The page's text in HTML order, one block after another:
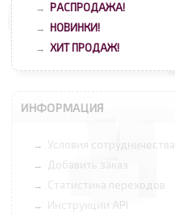
→ РАСПРОДАЖА!
→ НОВИНКИ!
→ ХИТ ПРОДАЖ!
ИНФОРМАЦИЯ
→ Условия сотрудничества
→ Добавить заказ
→ Статистика переходов
→ Инструкции API